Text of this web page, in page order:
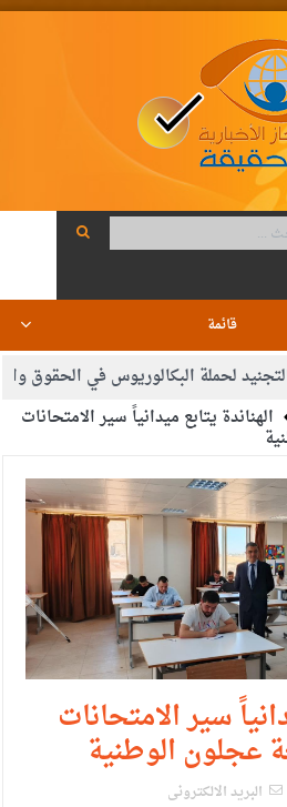
قائمة
لحملة البكالوريوس في الحقوق والقانون
من التوفيق
الهناندة يتابع ميدانياً سير الامتحانات
سير الامتحانات
عجلون الوطنية
البريد الالكترونى